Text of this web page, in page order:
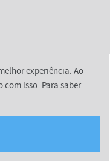
experiência. Ao
isso. Para saber